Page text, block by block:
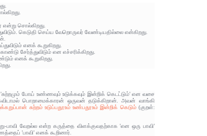
சொல்கிறது.
கெடுதி செய்ய வேறொருவர் வேண்டியதில்லை என்கிறது.
எனக் கூறுகிறது.
சேர்த்துவிடும் என எச்சரிக்கிறது.
எனக் கூறுகிறது.
போய் உண்ணவும் உடுக்கவும் இன்றிக் கெடட்டும்' என வசை
பொறாமைக்காரன் ஒருவன் தடுக்கிறான். அவன் வாங்கி
சுற்றம் உடுப்பதூஉம் உண்பதூஉம் இன்றிக் கெடும்(குறள்:
பாவி வேறல்ல என்ற கருத்தை விளக்குவதற்காக 'என ஒரு பாவி'
'பாவி' எனக் கூறினார்.